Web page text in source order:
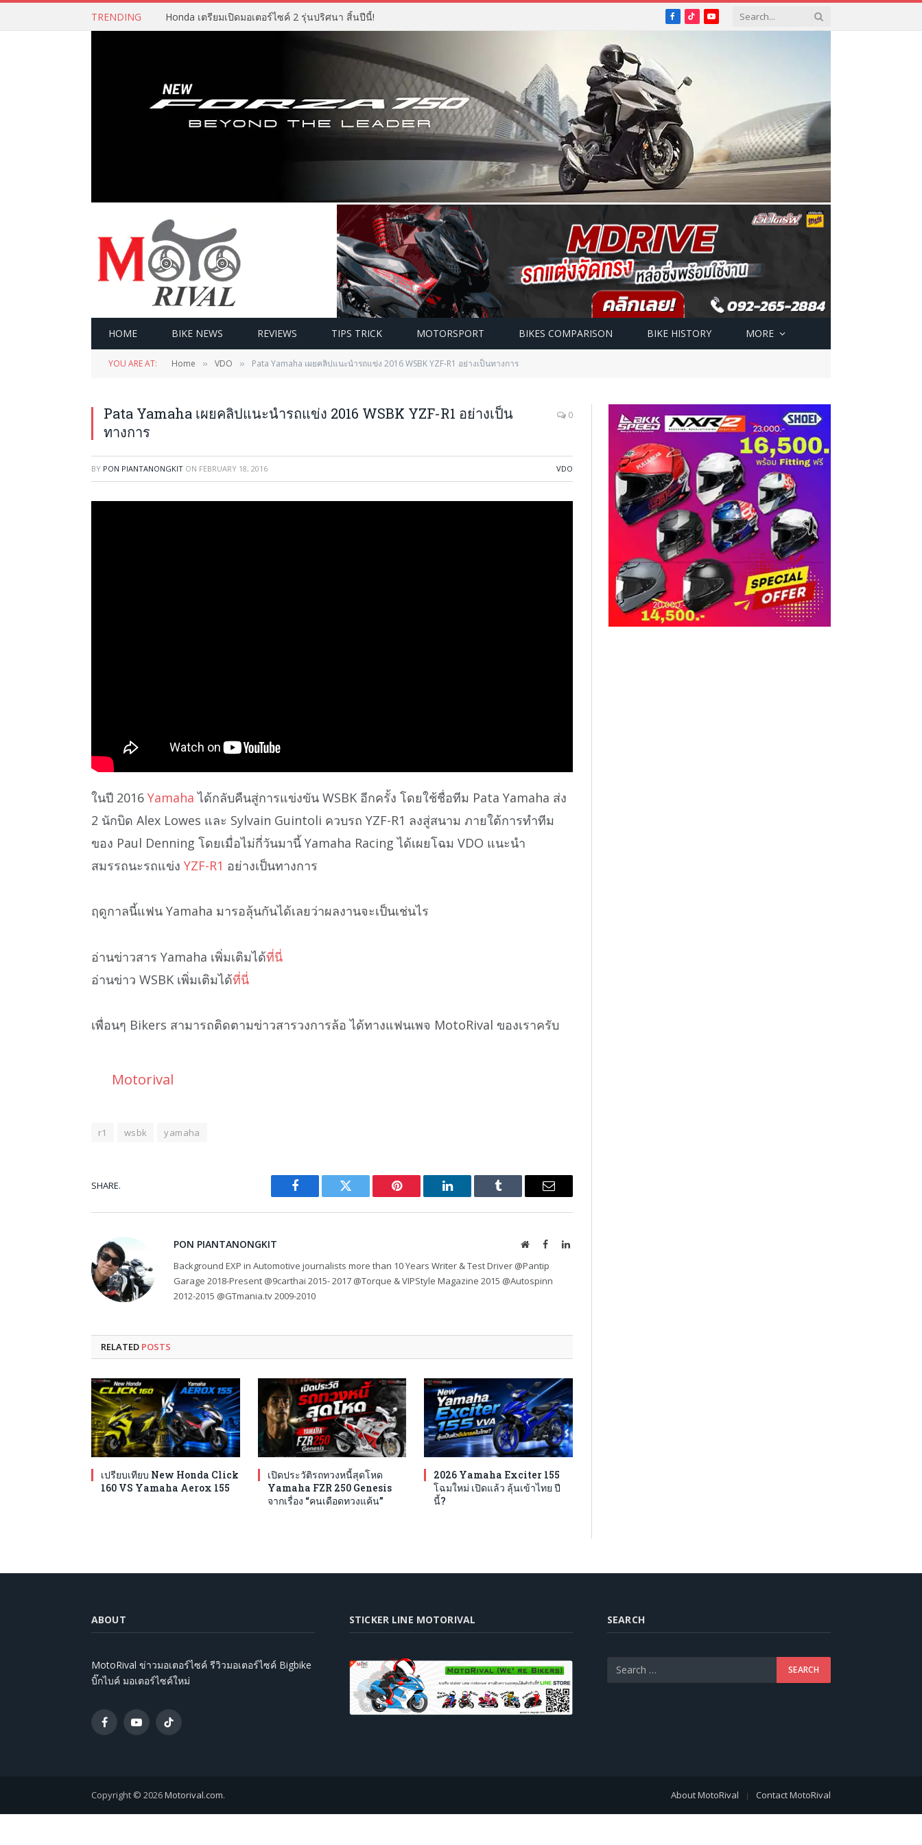
TRENDING Honda เตรียมเปิดมอเตอร์ไซค์ 2 รุ่นปริศนา สิ้นปีนี้! Facebook
TikTokYouTube
HOME BIKE NEWS REVIEWS TIPS TRICK MOTORSPORT BIKES COMPARISON BIKE HISTORY MORE
YOU ARE AT: Home » VDO » Pata Yamaha เผยคลิปแนะนำรถแข่ง 2016 WSBK YZF-R1 อย่างเป็นทางการ
Pata Yamaha เผยคลิปแนะนำรถแข่ง 2016 WSBK YZF-R1 อย่างเป็น
ทางการ
0
BY PON PIANTANONGKIT ON FEBRUARY 18, 2016 VDO
ในปี 2016 Yamaha ได้กลับคืนสู่การแข่งขัน WSBK อีกครั้ง โดยใช้ชื่อทีม Pata Yamaha ส่ง
2 นักบิด Alex Lowes และ Sylvain Guintoli ควบรถ YZF-R1 ลงสู่สนาม ภายใต้การทำทีม
ของ Paul Denning โดยเมื่อไม่กี่วันมานี้ Yamaha Racing ได้เผยโฉม VDO แนะนำ
สมรรถนะรถแข่ง YZF-R1 อย่างเป็นทางการ
ฤดูกาลนี้แฟน Yamaha มารอลุ้นกันได้เลยว่าผลงานจะเป็นเช่นไร
อ่านข่าวสาร Yamaha เพิ่มเติมได้ที่นี่
อ่านข่าว WSBK เพิ่มเติมได้ที่นี่
เพื่อนๆ Bikers สามารถติดตามข่าวสารวงการล้อ ได้ทางแฟนเพจ MotoRival ของเราครับ
Motorival
r1 wsbk yamaha
SHARE.
Facebook Twitter Pinterest LinkedIn Tumblr Email
PON PIANTANONGKIT WebsiteFacebookLinkedIn
Background EXP in Automotive journalists more than 10 Years Writer & Test Driver @Pantip
Garage 2018-Present @9carthai 2015- 2017 @Torque & VIPStyle Magazine 2015 @Autospinn
2012-2015 @GTmania.tv 2009-2010
RELATED POSTS
เปรียบเทียบ New Honda Click
160 VS Yamaha Aerox 155
เปิดประวัติรถทวงหนี้สุดโหด
Yamaha FZR 250 Genesis
จากเรื่อง “คนเดือดทวงแค้น”
2026 Yamaha Exciter 155
โฉมใหม่ เปิดแล้ว ลุ้นเข้าไทย ปี
นี้?
ABOUT
MotoRival ข่าวมอเตอร์ไซค์ รีวิวมอเตอร์ไซค์ Bigbike
บิ๊กไบค์ มอเตอร์ไซค์ใหม่
FacebookYouTubeTikTok
STICKER LINE MOTORIVAL SEARCH
Copyright © 2026Motorival.com. About MotoRival Contact MotoRival